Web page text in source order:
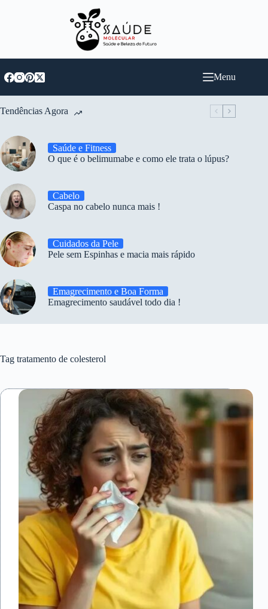
Menu
Tendências Agora
Saúde e Fitness
O que é o belimumabe e como ele trata o lúpus?
Cabelo
Caspa no cabelo nunca mais !
Cuidados da Pele
Pele sem Espinhas e macia mais rápido
Emagrecimento e Boa Forma
Emagrecimento saudável todo dia !
Tag tratamento de colesterol